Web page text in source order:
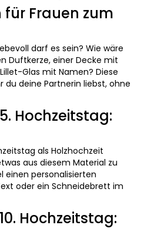
Frauen zum
darf es sein? Wie wäre
Duftkerze, einer Decke mit
Glas mit Namen? Diese
du deine Partnerin liebst, ohne
Hochzeitstag:
als Holzhochzeit
aus diesem Material zu
einen personalisierten
oder ein Schneidebrett im
Hochzeitstag: